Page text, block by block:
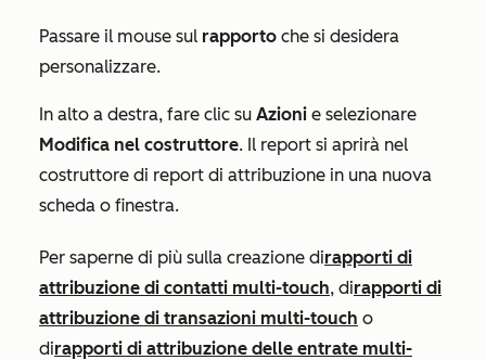
Passare il mouse sul rapporto che si desidera
personalizzare.
In alto a destra, fare clic su Azioni e selezionare
Modifica nel costruttore. Il report si aprirà nel
costruttore di report di attribuzione in una nuova
scheda o finestra.
Per saperne di più sulla creazione dirapporti di
attribuzione di contatti multi-touch, dirapporti di
attribuzione di transazioni multi-touch o
dirapporti di attribuzione delle entrate multi-